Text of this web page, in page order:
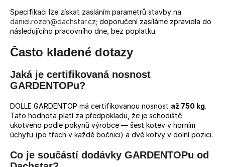
Specifikaci lze získat zasláním parametrů stavby na
daniel.rozen@dachstar.cz; doporučení zasíláme zpravidla do
následujícího pracovního dne, bez poplatku.
Často kladené dotazy
Jaká je certifikovaná nosnost
GARDENTOPu?
DOLLE GARDENTOP má certifikovanou nosnost až 750 kg.
Tato hodnota platí za předpokladu, že je schodiště
ukotveno podle pokynů výrobce — šest kotev v horním
úchytu (po třech v každé bočnici) a dvě kotvy v dolní pozici.
Co je součástí dodávky GARDENTOPu od